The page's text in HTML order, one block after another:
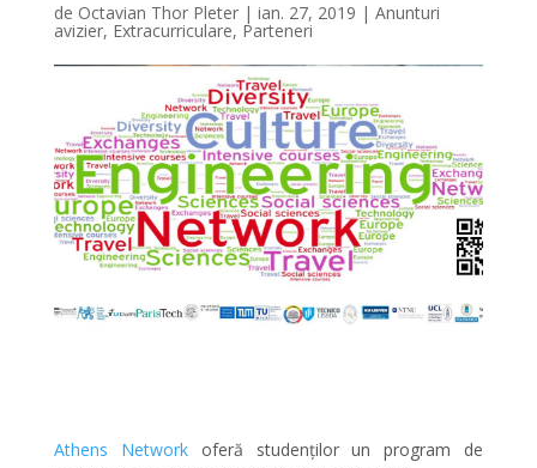
de Octavian Thor Pleter| ian. 27, 2019 | Anunturi
avizier, Extracurriculare, Parteneri
Athens Networkoferă studenților un program de